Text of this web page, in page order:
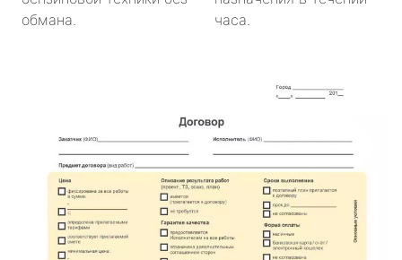
обмана.
часа.